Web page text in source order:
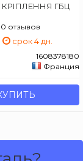
ГБЦ
0 отзывов
срок 4 дн.
1608378180
Франция